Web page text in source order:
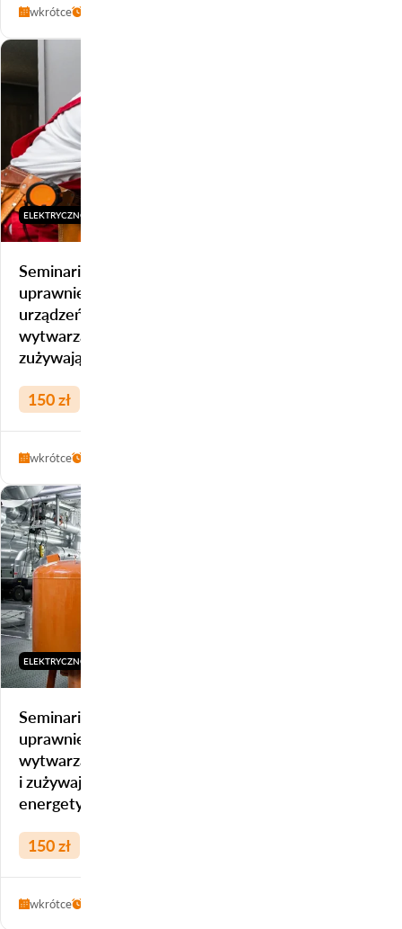
wkrótce
ELEKTRYCZNO-ENERGETYCZNE
Seminarium przygotowujące do uzyskania
uprawnień z zakresu eksploatacji / dozoru
urządzeń, instalacji i sieci gazowych
wytwarzających, przesyłających, magazynujących i
zużywających paliwa gazowe – gr. 3
150 zł
wkrótce
ELEKTRYCZNO-ENERGETYCZNE
Seminarium przygotowujące do uzyskania
uprawnień z zakresu eksploatacji / dozoru urządzeń
wytwarzających, przetwarzających, przesyłających
i zużywających ciepło oraz innych urządzeń
energetycznych – gr. 2
150 zł
wkrótce